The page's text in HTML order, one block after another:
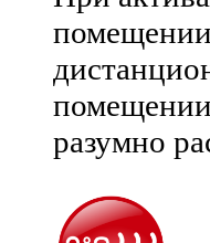
разумно